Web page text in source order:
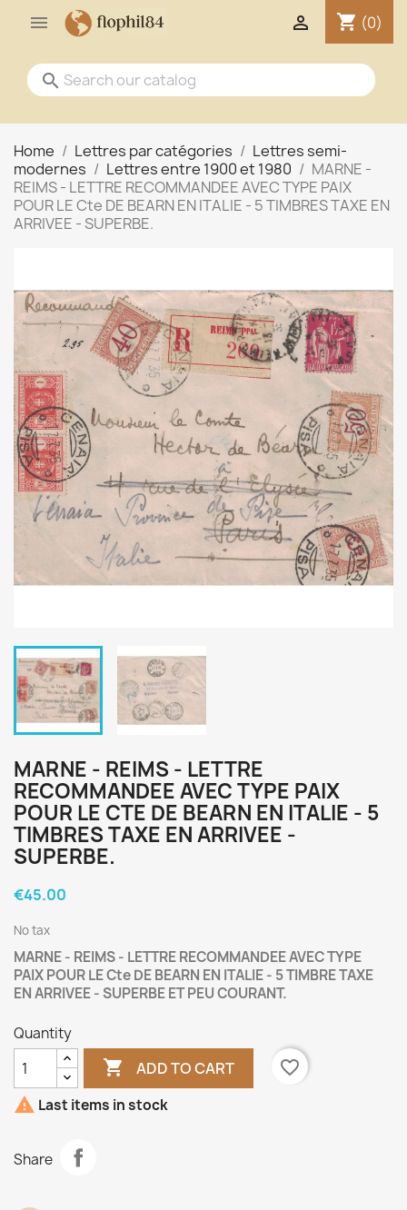
 shopping_cart (0)

search
Home Lettres par catégories
Lettres semi-
modernes
Lettres entre 1900 et 1980
MARNE -
REIMS - LETTRE RECOMMANDEE AVEC TYPE PAIX
POUR LE Cte DE BEARN EN ITALIE - 5 TIMBRES TAXE EN
ARRIVEE - SUPERBE.
MARNE - REIMS - LETTRE
RECOMMANDEE AVEC TYPE PAIX
POUR LE CTE DE BEARN EN ITALIE - 5
TIMBRES TAXE EN ARRIVEE -
SUPERBE.
€45.00
No tax
MARNE - REIMS - LETTRE RECOMMANDEE AVEC TYPE
PAIX POUR LE Cte DE BEARN EN ITALIE - 5 TIMBRE TAXE
EN ARRIVEE - SUPERBE ET PEU COURANT.
Quantity
 ADD TO CART
favorite_border
 Last items in stock
Share